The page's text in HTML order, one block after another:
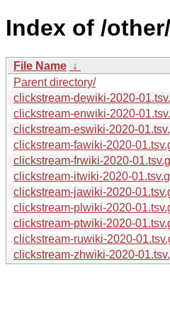
Index of /
File Name ↓
Parent directory/
clickstream-dewiki-2020-
clickstream-enwiki-2020-
clickstream-eswiki-2020-
clickstream-fawiki-2020-
clickstream-frwiki-2020-
clickstream-itwiki-2020-
clickstream-jawiki-2020-
clickstream-plwiki-2020-
clickstream-ptwiki-2020-
clickstream-ruwiki-2020-
clickstream-zhwiki-2020-